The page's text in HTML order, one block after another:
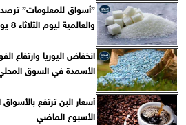
”أسواق للمعلومات”
والعالمية ليوم الثلاثاء 8 يونيو 2021
انخفاض اليوريا وارتفاع
الأسمدة في السوق المحلي
أسعار البن ترتفع بالأسواق
الأسبوع الماضي